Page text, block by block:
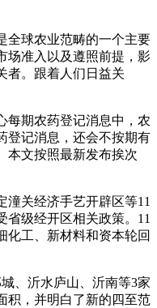
球农业范畴的一个主要
场准入以及遵照前提，影
者。跟着人们日益关
期农药登记消息中，农
登记消息，还会不按期有
本文按照最新发布挨次
关经济手艺开辟区等11
省级经开区相关政策。11
化工、新材料和资本轮回
、沂水庐山、沂南等3家
积，并明白了新的四至范